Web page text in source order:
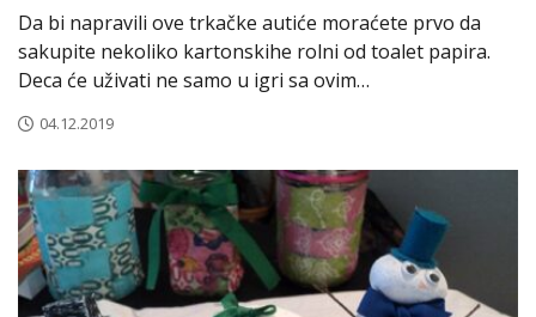
Da bi napravili ove trkačke autiće moraćete prvo da
sakupite nekoliko kartonskihe rolni od toalet papira.
Deca će uživati ne samo u igri sa ovim…
04.12.2019